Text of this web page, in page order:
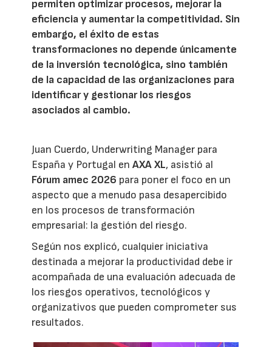
permiten optimizar procesos, mejorar la
eficiencia y aumentar la competitividad. Sin
embargo, el éxito de estas
transformaciones no depende únicamente
de la inversión tecnológica, sino también
de la capacidad de las organizaciones para
identificar y gestionar los riesgos
asociados al cambio.
Juan Cuerdo, Underwriting Manager para
España y Portugal enAXA XL, asistió al
Fórum amec 2026 para poner el foco en un
aspecto que a menudo pasa desapercibido
en los procesos de transformación
empresarial: la gestión del riesgo.
Según nos explicó, cualquier iniciativa
destinada a mejorar la productividad debe ir
acompañada de una evaluación adecuada de
los riesgos operativos, tecnológicos y
organizativos que pueden comprometer sus
resultados.